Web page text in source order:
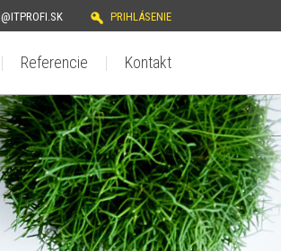
PRIHLÁSENIE
Referencie Kontakt